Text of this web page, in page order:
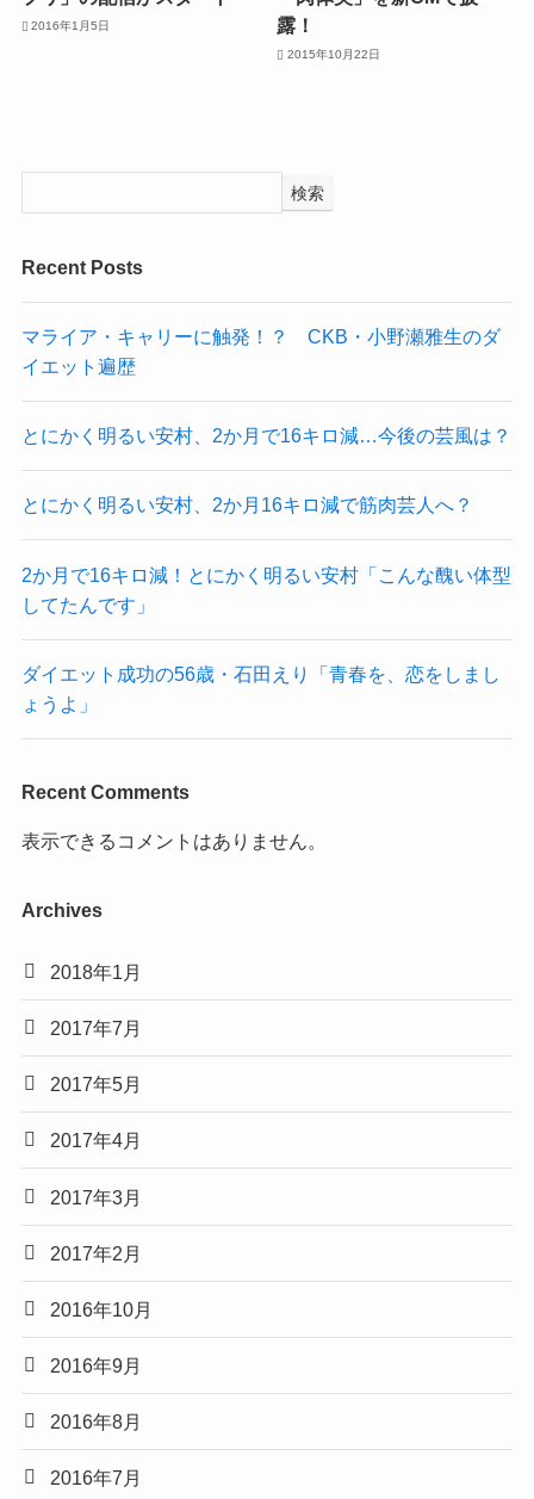
2016年1月5日
露！
2015年10月22日
検索
Recent Posts
マライア・キャリーに触発！？ CKB・小野瀬雅生のダ
イエット遍歴
とにかく明るい安村、2か月で16キロ減…今後の芸風は？
とにかく明るい安村、2か月16キロ減で筋肉芸人へ？
2か月で16キロ減！とにかく明るい安村「こんな醜い体型
してたんです」
ダイエット成功の56歳・石田えり「青春を、恋をしまし
ょうよ」
Recent Comments
表示できるコメントはありません。
Archives
2018年1月
2017年7月
2017年5月
2017年4月
2017年3月
2017年2月
2016年10月
2016年9月
2016年8月
2016年7月